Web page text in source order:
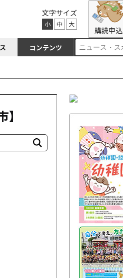
文字サイズ
小 中 大
購読申込
コンテンツ